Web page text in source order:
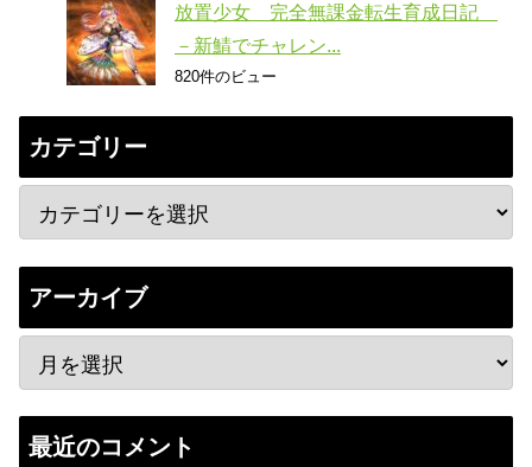
放置少女 完全無課金転生育成日記
－新鯖でチャレン...
820件のビュー
カテゴリー
アーカイブ
最近のコメント